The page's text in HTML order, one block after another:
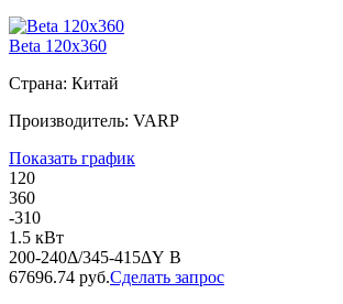
Beta 120x360
Страна: Китай
Производитель: VARP
Показать график
120
360
-310
1.5 кВт
200-240Δ/345-415ΔY В
67696.74 руб.Сделать запрос